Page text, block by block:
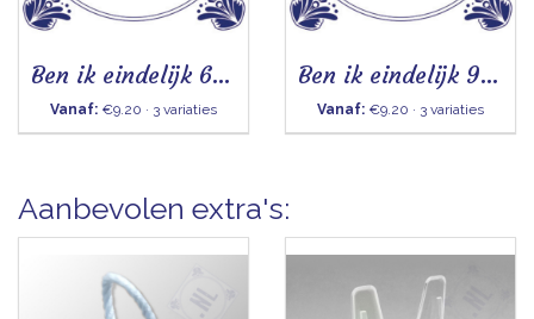
Ben ik eindelijk 65 - Tegeltje
Vanaf: €9.20 · 3 variaties
Ben ik eindelijk 90 - Tegeltje
Vanaf: €9.20 · 3 variaties
Aanbevolen extra's: